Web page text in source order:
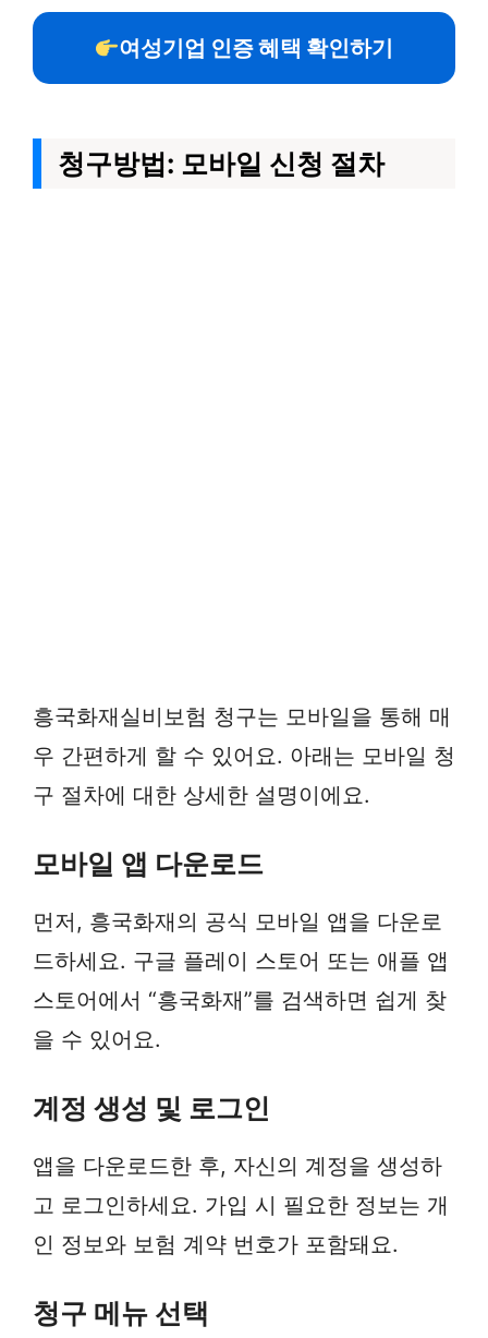
여성기업 인증 혜택 확인하기
청구방법: 모바일 신청 절차
흥국화재실비보험 청구는 모바일을 통해 매
우 간편하게 할 수 있어요. 아래는 모바일 청
구 절차에 대한 상세한 설명이에요.
모바일 앱 다운로드
먼저, 흥국화재의 공식 모바일 앱을 다운로
드하세요. 구글 플레이 스토어 또는 애플 앱
스토어에서 “흥국화재”를 검색하면 쉽게 찾
을 수 있어요.
계정 생성 및 로그인
앱을 다운로드한 후, 자신의 계정을 생성하
고 로그인하세요. 가입 시 필요한 정보는 개
인 정보와 보험 계약 번호가 포함돼요.
청구 메뉴 선택